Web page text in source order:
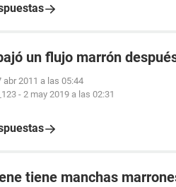
un flujo marrón
abr 2011 a las 05:44
- 2 may 2019 a las 02:31
tiene manchas